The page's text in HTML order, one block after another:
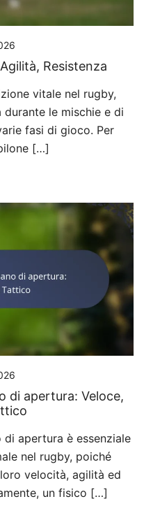
Resistenza
vitale nel rugby,
le mischie e di
fasi di gioco. Per
[…]
di apertura: Veloce,
apertura è essenziale
nel rugby, poiché
velocità, agilità ed
un fisico […]